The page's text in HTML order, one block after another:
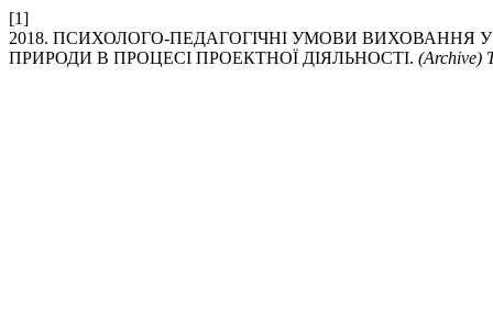
[1]
2018. ПСИХОЛОГО-ПЕДАГОГІЧНІ УМОВИ ВИХОВАННЯ
ПРИРОДИ В ПРОЦЕСІ ПРОЕКТНОЇ ДІЯЛЬНОСТІ. (Archive)